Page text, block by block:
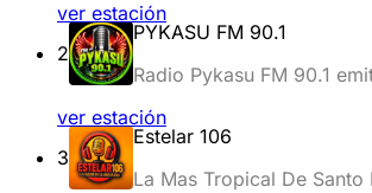
2
PYKASU FM 90.1
Radio Pykasu FM 90.1
ver estación
3
Estelar 106
La Mas Tropical De Santo
ver estación